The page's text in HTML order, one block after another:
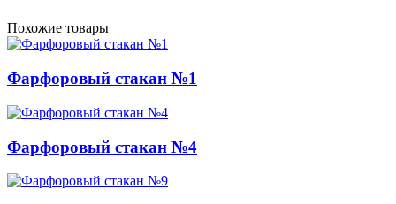
Похожие товары
Фарфоровый стакан №1
Фарфоровый стакан №4